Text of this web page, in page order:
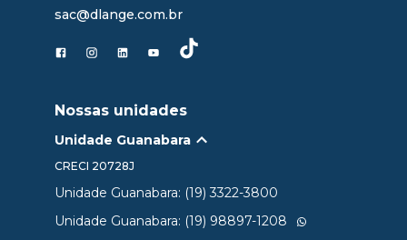
sac@dlange.com.br
Nossas unidades
Unidade Guanabara
CRECI 20728J
Unidade Guanabara: (19) 3322-3800
Unidade Guanabara: (19) 98897-1208